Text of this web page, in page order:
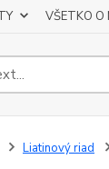
VŠETKO O
Liatinový riad